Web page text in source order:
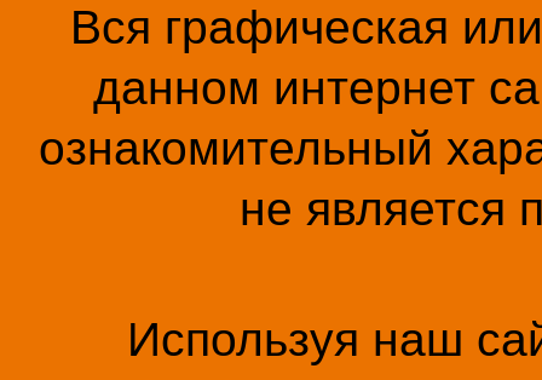
Вся графическая
данном интернет
ознакомительный
не является
Используя наш